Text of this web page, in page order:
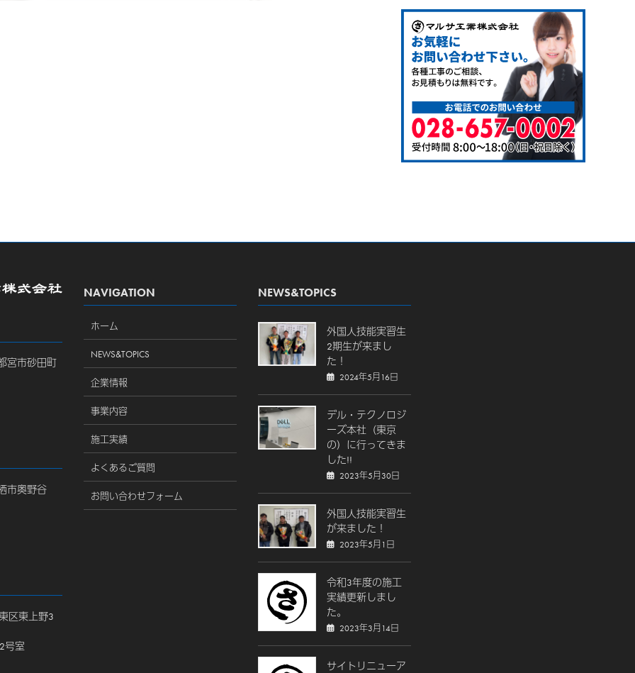
宮市砂田町
市奥野谷
区東上野3
号室
NAVIGATION
ホーム
NEWS&TOPICS
企業情報
事業内容
施工実績
よくあるご質問
お問い合わせフォーム
NEWS&TOPICS
外国人技能実習生
2期生が来まし
た！
2024年5月16日
デル・テクノロジ
ーズ本社（東京
の）に行ってきま
した!!
2023年5月30日
外国人技能実習生
が来ました！
2023年5月1日
令和3年度の施工
実績更新しまし
た。
2023年3月14日
サイトリニューア